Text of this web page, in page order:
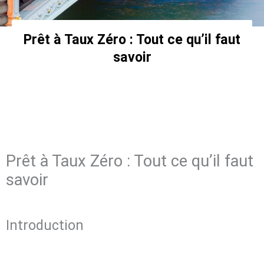
Prêt à Taux Zéro : Tout ce qu’il faut
savoir
Prêt à Taux Zéro : Tout ce qu’il faut
savoir
Introduction